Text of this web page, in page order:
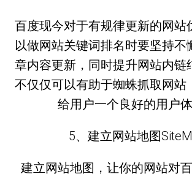
百度现今对于有规律更新的网站
以做网站关键词排名时要坚持不
章内容更新，同时提升网站内链
不仅仅可以有助于蜘蛛抓取网站
给用户一个良好的用户体
5、建立网站地图
建立网站地图，让你的网站对